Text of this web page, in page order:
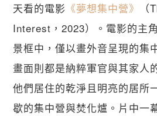
天看的電影 《夢想集中營》
Interest，2023）。電影的主
景框中，僅以畫外音呈現的集
畫面則都是納粹軍官與其家人
他們居住的乾淨且明亮的居所
歇的集中營與焚化爐。片中一